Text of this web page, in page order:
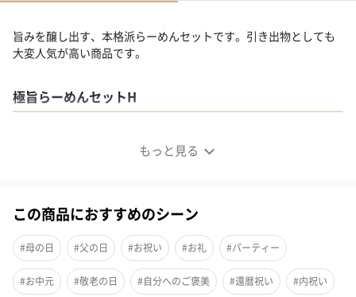
もっと見る
旨みを醸し出す、本格派らーめんセットです。引き出物としても
大変人気が高い商品です。
極旨らーめんセットH
この商品におすすめのシーン
#母の日 #父の日 #お祝い #お礼 #パーティー
#お中元 #敬老の日 #自分へのご褒美 #還暦祝い #内祝い